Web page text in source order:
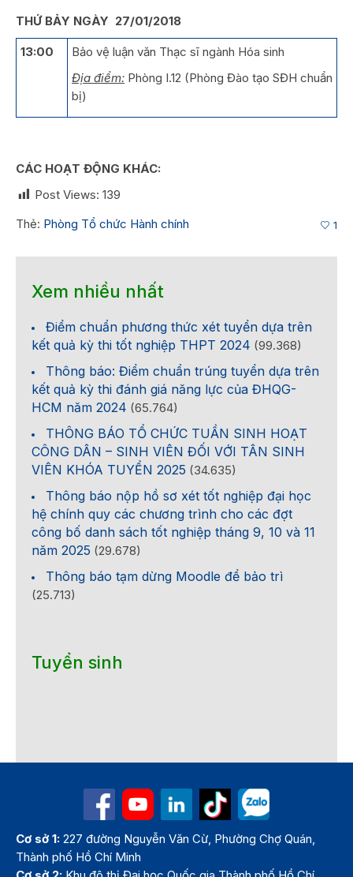
THỨ BẢY NGÀY 27/01/2018
13:00
Bảo vệ luận văn Thạc sĩ ngành Hóa sinh
Địa điểm: Phòng I.12 (Phòng Đào tạo SĐH chuẩn
bị)
CÁC HOẠT ĐỘNG KHÁC:
Post Views: 139
Thẻ: Phòng Tổ chức Hành chính 1
Xem nhiều nhất
Điểm chuẩn phương thức xét tuyển dựa trên
kết quả kỳ thi tốt nghiệp THPT 2024 (99.368)
Thông báo: Điểm chuẩn trúng tuyển dựa trên
kết quả kỳ thi đánh giá năng lực của ĐHQG-
HCM năm 2024 (65.764)
THÔNG BÁO TỔ CHỨC TUẦN SINH HOẠT
CÔNG DÂN – SINH VIÊN ĐỐI VỚI TÂN SINH
VIÊN KHÓA TUYỂN 2025 (34.635)
Thông báo nộp hồ sơ xét tốt nghiệp đại học
hệ chính quy các chương trình cho các đợt
công bố danh sách tốt nghiệp tháng 9, 10 và 11
năm 2025 (29.678)
Thông báo tạm dừng Moodle để bảo trì
(25.713)
Tuyển sinh
Cơ sở 1: 227 đường Nguyễn Văn Cừ, Phường Chợ Quán,
Thành phố Hồ Chí Minh